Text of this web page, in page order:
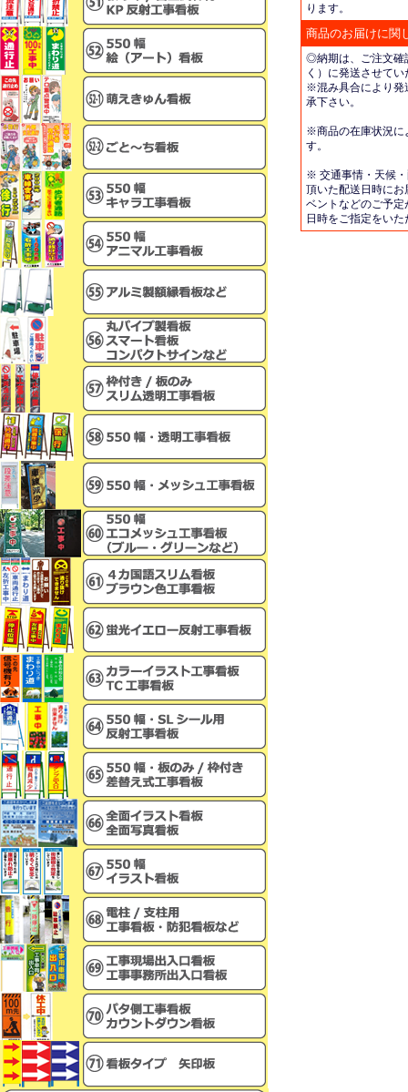
ります。
商品のお届けに関
◎納期は、ご注文確
く）に発送させて
※混み具合により発
承下さい。
※商品の在庫状況に
す。
※ 交通事情・天候
頂いた配送日時に
ベントなどのご予
日時をご指定をい